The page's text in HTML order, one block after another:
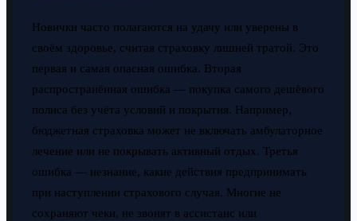
Новички часто полагаются на удачу или уверены в
своём здоровье, считая страховку лишней тратой. Это
первая и самая опасная ошибка. Вторая
распространённая ошибка — покупка самого дешёвого
полиса без учёта условий и покрытия. Например,
бюджетная страховка может не включать амбулаторное
лечение или не покрывать активный отдых. Третья
ошибка — незнание, какие действия предпринимать
при наступлении страхового случая. Многие не
сохраняют чеки, не звонят в ассистанс или